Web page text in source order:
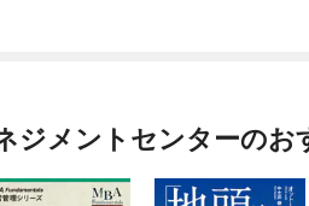
ジメントセンターのお